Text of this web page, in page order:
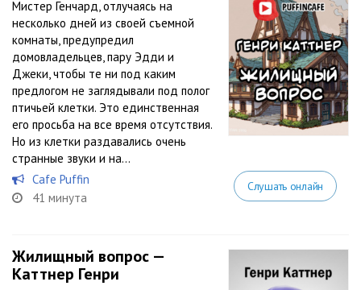
Мистер Генчард, отлучаясь на
несколько дней из своей съемной
комнаты, предупредил
домовладельцев, пару Эдди и
Джеки, чтобы те ни под каким
предлогом не заглядывали под полог
птичьей клетки. Это единственная
его просьба на все время отсутствия.
Но из клетки раздавались очень
странные звуки и на...
Cafe Puffin
41 минута
Слушать онлайн
Жилищный вопрос —
Каттнер Генри